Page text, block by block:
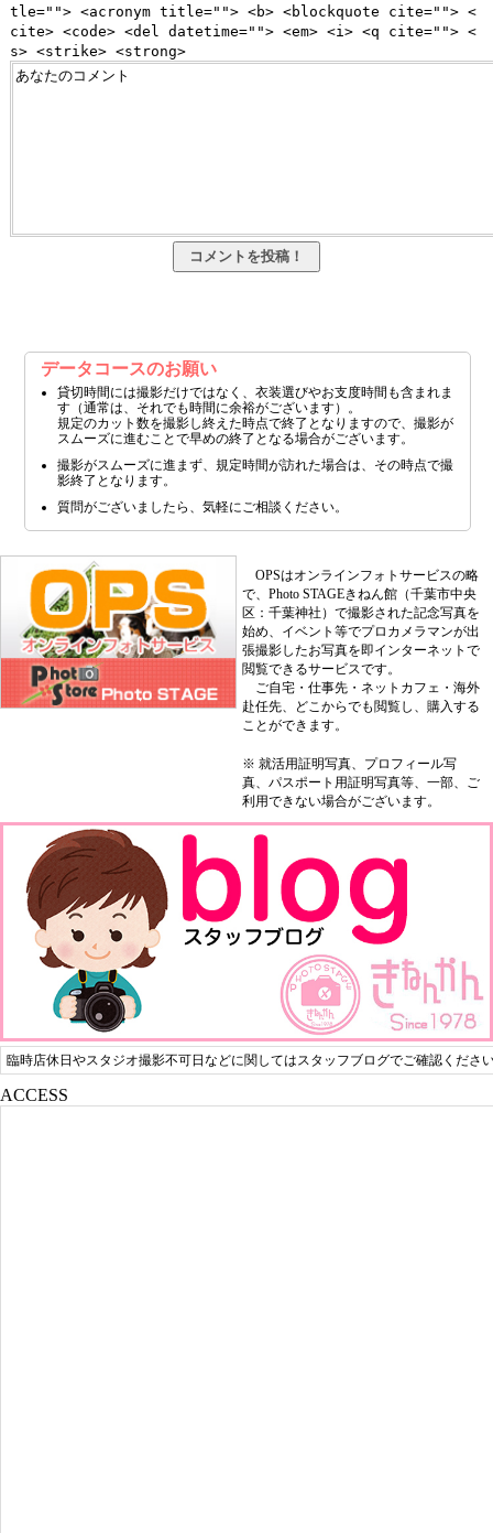
tle=""> <acronym title=""> <b> <blockquote cite=""> <
cite> <code> <del datetime=""> <em> <i> <q cite=""> <
s> <strike> <strong>
データコースのお願い
貸切時間には撮影だけではなく、衣装選びやお支度時間も含まれま
す（通常は、それでも時間に余裕がございます）。
規定のカット数を撮影し終えた時点で終了となりますので、撮影が
スムーズに進むことで早めの終了となる場合がございます。
撮影がスムーズに進まず、規定時間が訪れた場合は、その時点で撮
影終了となります。
質問がございましたら、気軽にご相談ください。
OPSはオンラインフォトサービスの略
で、Photo STAGEきねん館（千葉市中央
区：千葉神社）で撮影された記念写真を
始め、イベント等でプロカメラマンが出
張撮影したお写真を即インターネットで
閲覧できるサービスです。
ご自宅・仕事先・ネットカフェ・海外
赴任先、どこからでも閲覧し、購入する
ことができます。
※ 就活用証明写真、プロフィール写
真、パスポート用証明写真等、一部、ご
利用できない場合がございます。
臨時店休日やスタジオ撮影不可日などに関してはスタッフブログでご確認くださ
ACCESS